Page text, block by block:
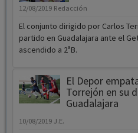
12/08/2019 Redacción
El conjunto dirigido por Carlos
partido en Guadalajara ante el
ascendido a 2ªB.
El Depor
Torrejón en su
Guadalajara
10/08/2019 J.E.